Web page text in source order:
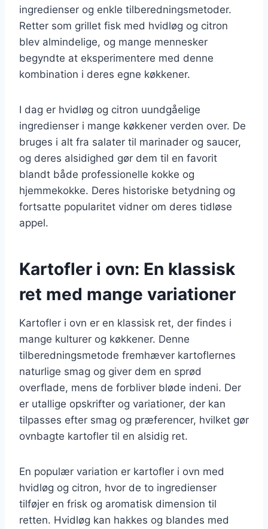
ingredienser og enkle tilberedningsmetoder.
Retter som grillet fisk med hvidløg og citron
blev almindelige, og mange mennesker
begyndte at eksperimentere med denne
kombination i deres egne køkkener.
I dag er hvidløg og citron uundgåelige
ingredienser i mange køkkener verden over. De
bruges i alt fra salater til marinader og saucer,
og deres alsidighed gør dem til en favorit
blandt både professionelle kokke og
hjemmekokke. Deres historiske betydning og
fortsatte popularitet vidner om deres tidløse
appel.
Kartofler i ovn: En klassisk
ret med mange variationer
Kartofler i ovn er en klassisk ret, der findes i
mange kulturer og køkkener. Denne
tilberedningsmetode fremhæver kartoflernes
naturlige smag og giver dem en sprød
overflade, mens de forbliver bløde indeni. Der
er utallige opskrifter og variationer, der kan
tilpasses efter smag og præferencer, hvilket gør
ovnbagte kartofler til en alsidig ret.
En populær variation er kartofler i ovn med
hvidløg og citron, hvor de to ingredienser
tilføjer en frisk og aromatisk dimension til
retten. Hvidløg kan hakkes og blandes med